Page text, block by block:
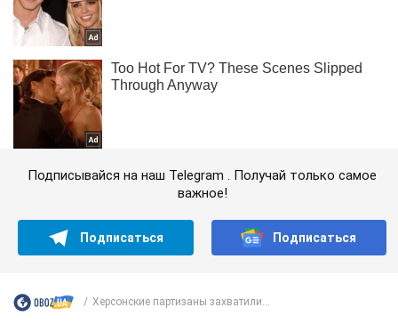
Подписывайся на наш Telegram . Получай только самое
важное!
Подписаться Подписаться
Херсонские партизаны захватили...